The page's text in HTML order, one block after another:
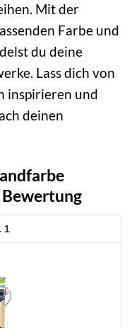
Mit der
Farbe und
du deine
Lass dich von
inspirieren und
deinen
1